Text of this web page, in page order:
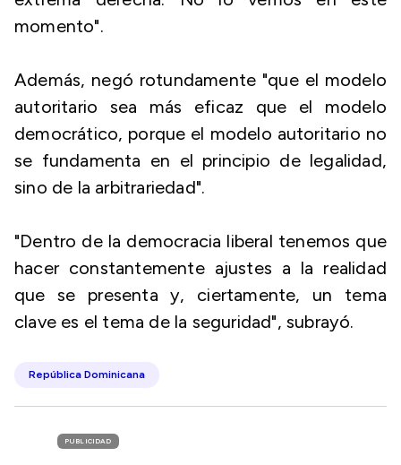
momento".
Además, negó rotundamente "que el modelo
autoritario sea más eficaz que el modelo
democrático, porque el modelo autoritario no
se fundamenta en el principio de legalidad,
sino de la arbitrariedad".
"Dentro de la democracia liberal tenemos que
hacer constantemente ajustes a la realidad
que se presenta y, ciertamente, un tema
clave es el tema de la seguridad", subrayó.
República Dominicana
PUBLICIDAD